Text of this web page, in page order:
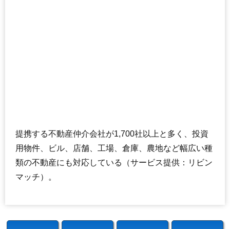
提携する不動産仲介会社が1,700社以上と多く、投資
用物件、ビル、店舗、工場、倉庫、農地など幅広い種
類の不動産にも対応している（サービス提供：リビン
マッチ）。